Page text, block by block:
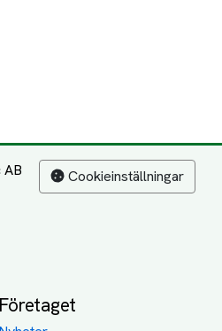
Cookieinställningar
Företaget